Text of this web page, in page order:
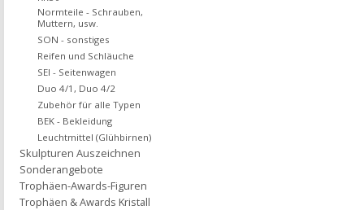
Normteile - Schrauben,
Muttern, usw.
SON - sonstiges
Reifen und Schläuche
SEI - Seitenwagen
Duo 4/1, Duo 4/2
Zubehör für alle Typen
BEK - Bekleidung
Leuchtmittel (Glühbirnen)
Skulpturen Auszeichnen
Sonderangebote
Trophäen-Awards-Figuren
Trophäen & Awards Kristall